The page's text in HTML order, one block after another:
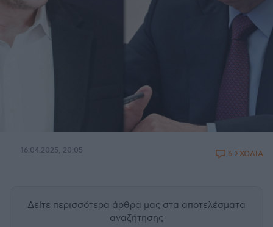
16.04.2025, 20:05 6 ΣΧΟΛΙΑ
Δείτε περισσότερα άρθρα μας στα αποτελέσματα
αναζήτησης